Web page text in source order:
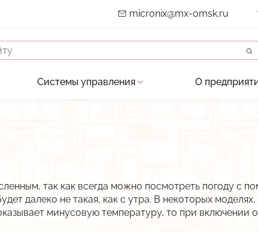
micronix@mx-omsk.ru
и средств автоматики
по ТЗ заказчика
Системы управления
АСУ Системы освещения
Автоматическая противогололёдная
О
История
так как всегда можно посмотреть погоду с
далеко не такая, как с утра. В некоторых
минусовую температуру, то при включении